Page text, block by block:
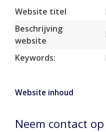
Website titel
Beschrijving
website
Keywords:
Website inhoud
Neem contact